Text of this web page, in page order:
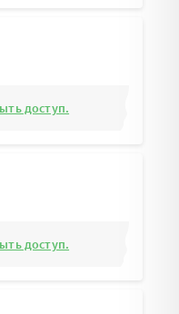
доступ.
доступ.